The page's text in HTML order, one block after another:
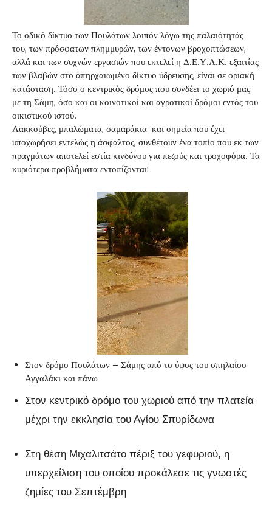
Το οδικό δίκτυο των Πουλάτων λοιπόν λόγω της παλαιότητάς
του, των πρόσφατων πλημμυρών, των έντονων βροχοπτώσεων,
αλλά και των συχνών εργασιών που εκτελεί η Δ.Ε.Υ.Α.Κ. εξαιτίας
των βλαβών στο απηρχαιωμένο δίκτυο ύδρευσης, είναι σε οριακή
κατάσταση. Τόσο ο κεντρικός δρόμος που συνδέει το χωριό μας
με τη Σάμη, όσο και οι κοινοτικοί και αγροτικοί δρόμοι εντός του
οικιστικού ιστού.
Λακκούβες, μπαλώματα, σαμαράκια και σημεία που έχει
υποχωρήσει εντελώς η άσφαλτος, συνθέτουν ένα τοπίο που εκ των
πραγμάτων αποτελεί εστία κινδύνου για πεζούς και τροχοφόρα. Τα
κυριότερα προβλήματα εντοπίζονται:
Στον δρόμο Πουλάτων – Σάμης από το ύψος του σπηλαίου
Αγγαλάκι και πάνω
Στον κεντρικό δρόμο του χωριού από την πλατεία
μέχρι την εκκλησία του Αγίου Σπυρίδωνα
Στη θέση Μιχαλιτσάτο πέριξ του γεφυριού, η
υπερχείλιση του οποίου προκάλεσε τις γνωστές
ζημίες του Σεπτέμβρη